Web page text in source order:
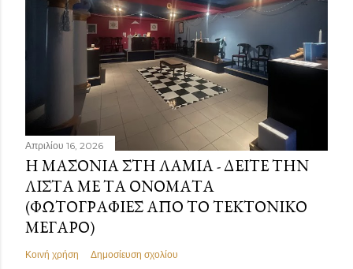
Απριλίου 16, 2026
Η ΜΑΣΟΝΊΑ ΣΤΗ ΛΑΜΊΑ - ΔΕΊΤΕ ΤΗΝ
ΛΊΣΤΑ ΜΕ ΤΑ ΟΝΌΜΑΤΑ
(ΦΩΤΟΓΡΑΦΊΕΣ ΑΠΌ ΤΟ ΤΕΚΤΟΝΙΚΌ
ΜΈΓΑΡΟ)
Κοινή χρήση Δημοσίευση σχολίου